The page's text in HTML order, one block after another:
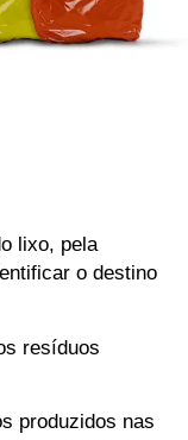
lixo, pela
o destino
resíduos
produzidos nas